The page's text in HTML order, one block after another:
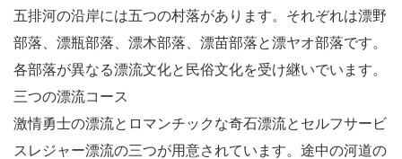
五排河の沿岸には五つの村落があります。それぞれは漂野
部落、漂瓶部落、漂木部落、漂苗部落と漂ヤオ部落です。
各部落が異なる漂流文化と民俗文化を受け継いでいます。
三つの漂流コース
激情勇士の漂流とロマンチックな奇石漂流とセルフサービ
スレジャー漂流の三つが用意されています。途中の河道の